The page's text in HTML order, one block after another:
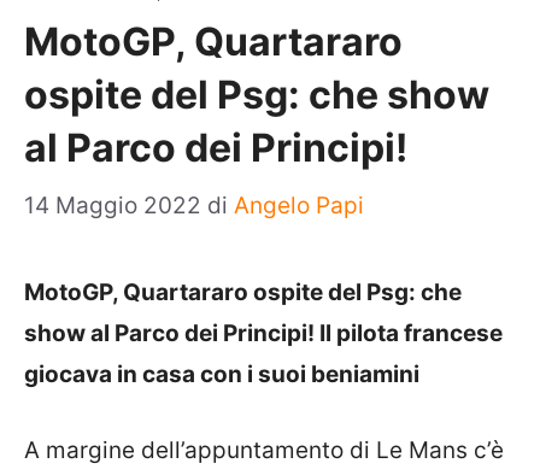
MotoGP, Quartararo
ospite del Psg: che show
al Parco dei Principi!
14 Maggio 2022 di Angelo Papi
MotoGP, Quartararo ospite del Psg: che
show al Parco dei Principi! Il pilota francese
giocava in casa con i suoi beniamini
A margine dell’appuntamento di Le Mans c’è